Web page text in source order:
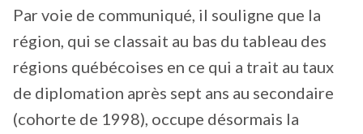
Par voie de communiqué, il souligne que la
région, qui se classait au bas du tableau des
régions québécoises en ce qui a trait au taux
de diplomation après sept ans au secondaire
(cohorte de 1998), occupe désormais la